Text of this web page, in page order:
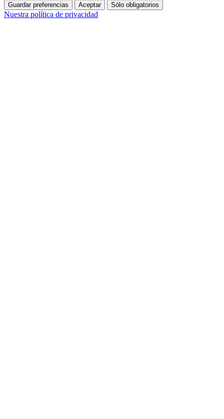
Guardar preferencias Aceptar Sólo obligatorios
Nuestra política de privacidad